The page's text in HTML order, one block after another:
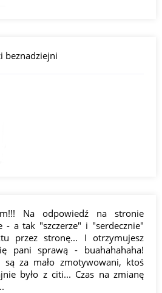
beznadziejni
Na odpowiedź na stronie
- a tak "szczerze" i "serdecznie"
przez stronę... I otrzymujesz
pani sprawą - buahahahaha!
są za mało zmotywowani, ktoś
było z citi... Czas na zmianę